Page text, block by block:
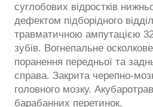
суглобових відростків
дефектом підборідного
травматичною ампутацією
зубів. Вогнепальне
поранення передньої та
справа. Закрита черепно-
головного мозку.
барабанних перетинок.